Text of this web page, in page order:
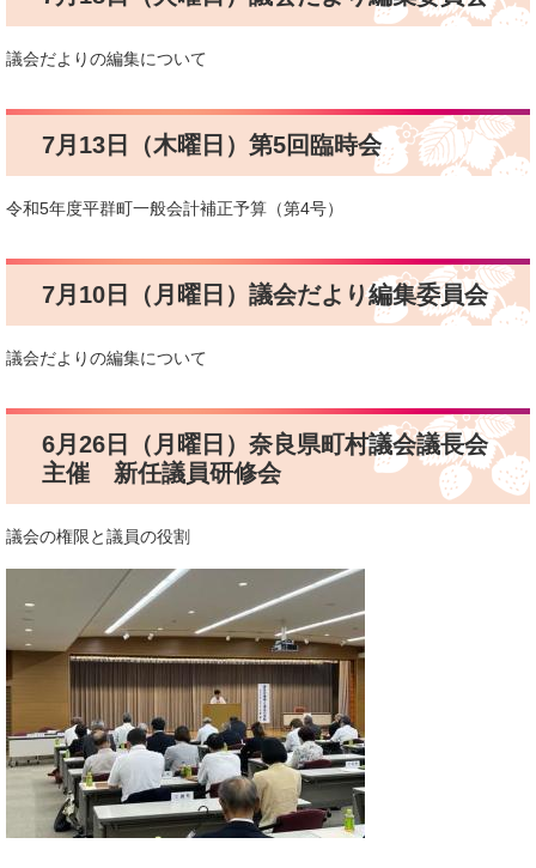
議会だよりの編集について
7月13日（木曜日）第5回臨時会
令和5年度平群町一般会計補正予算（第4号）
7月10日（月曜日）議会だより編集委員会
議会だよりの編集について
6月26日（月曜日）奈良県町村議会議長会
主催 新任議員研修会
議会の権限と議員の役割